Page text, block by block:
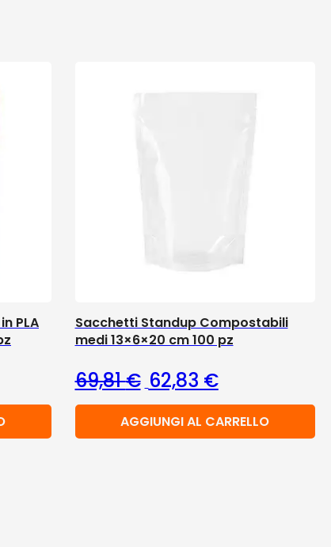
PLA
Sacchetti Standup Compostabili
medi 13×6×20 cm 100 pz
69,81€ Il prezzo originale era:
62,83 €Il prezzo
AGGIUNGI AL CARRELLO